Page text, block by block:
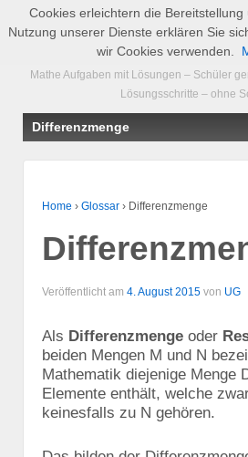
Mathe Aufgaben mit Lösungen – Schüler
Lösungsschritte – ohne
Differenzmenge
Home › Glossar › Differenzmenge
Veröffentlicht am 4. August 2015 von UG
Als Differenzmenge oder
beiden Mengen M und N
Mathematik diejenige Menge
Elemente enthält, welche
keinesfalls zu N gehören.
Cookies erleichtern die
Nutzung unserer Dienste erklären Sie
wir Cookies verwenden.